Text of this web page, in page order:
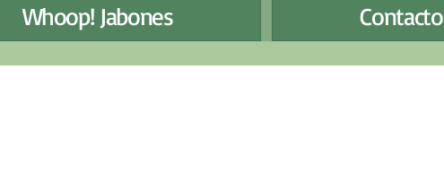
Whoop! Jabones Contacto